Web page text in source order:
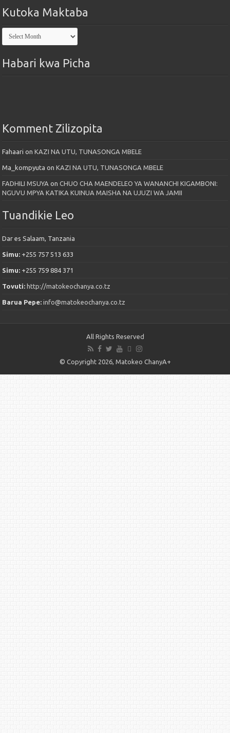
Kutoka Maktaba
Kutoka
Maktaba
Habari kwa Picha
Komment Zilizopita
Fahaari onKAZI NA UTU, TUNASONGA MBELE
Ma_kompyuta onKAZI NA UTU, TUNASONGA MBELE
FADHILI MSUYA onCHUO CHA MAENDELEO YA WANANCHI KIGAMBONI:
NGUVU MPYA KATIKA KUINUA MAISHA NA UJUZI WA JAMII
Tuandikie Leo
Dar es Salaam, Tanzania
Simu: +255 757 513 633
Simu: +255 759 884 371
Tovuti:http://matokeochanya.co.tz
Barua Pepe:info@matokeochanya.co.tz
All Rights Reserved
© Copyright 2026, Matokeo ChanyA+